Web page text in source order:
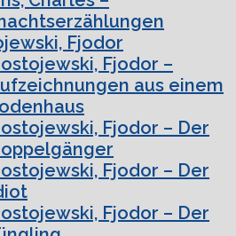
Fjodor
Fjodor –
aus einem
Fjodor – Der
Fjodor – Der
Fjodor – Der